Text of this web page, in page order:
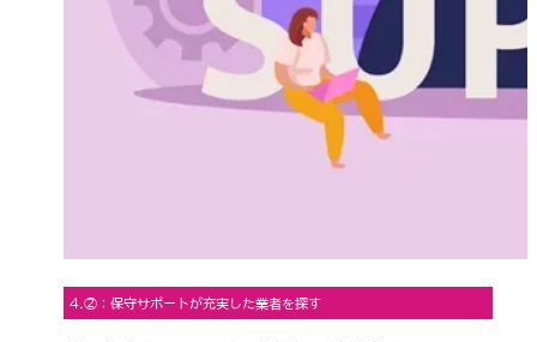
4.②：保守サポートが充実した業者を探す